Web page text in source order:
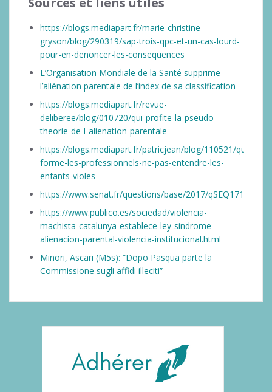
https://blogs.mediapart.fr/marie-christine-
gryson/blog/290319/sap-trois-qpc-et-un-cas-lourd-
pour-en-denoncer-les-consequences
L’Organisation Mondiale de la Santé supprime
l’aliénation parentale de l’index de sa classification
https://blogs.mediapart.fr/revue-
deliberee/blog/010720/qui-profite-la-pseudo-
theorie-de-l-alienation-parentale
https://blogs.mediapart.fr/patricjean/blog/110521/quand-
forme-les-professionnels-ne-pas-entendre-les-
enfants-violes
https://www.senat.fr/questions/base/2017/
https://www.publico.es/sociedad/violencia-
machista-catalunya-establece-ley-sindrome-
alienacion-parental-violencia-institucional.html
Minori, Ascari (M5s): “Dopo Pasqua parte la
Commissione sugli affidi illeciti”